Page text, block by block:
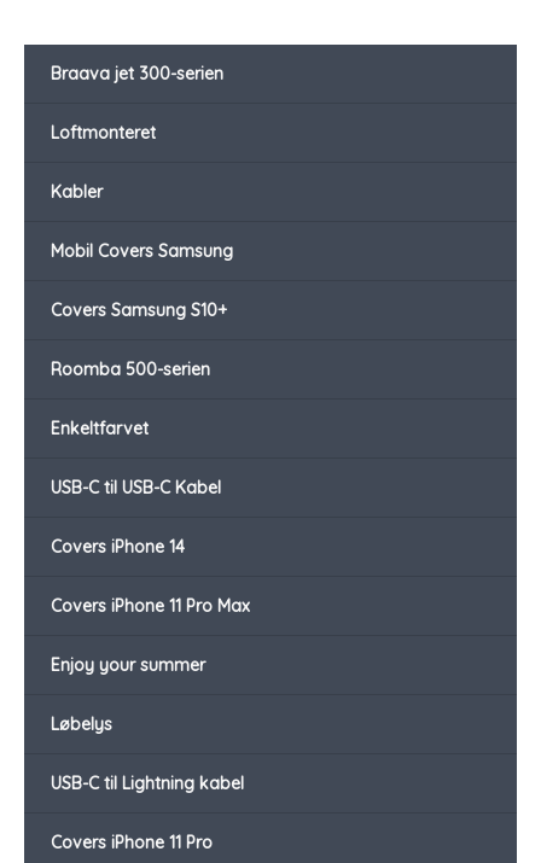
Braava jet 300-serien
Loftmonteret
Kabler
Mobil Covers Samsung
Covers Samsung S10+
Roomba 500-serien
Enkeltfarvet
USB-C til USB-C Kabel
Covers iPhone 14
Covers iPhone 11 Pro Max
Enjoy your summer
Løbelys
USB-C til Lightning kabel
Covers iPhone 11 Pro